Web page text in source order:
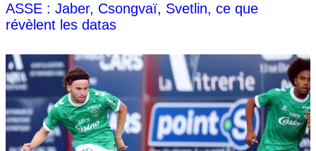
ASSE : Jaber, Csongvaï, Svetlin, ce que
révèlent les datas